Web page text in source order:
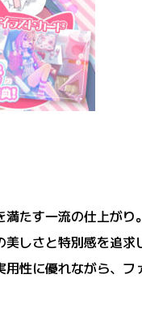
たす一流の仕上がり。
しさと特別感を追求
性に優れながら、